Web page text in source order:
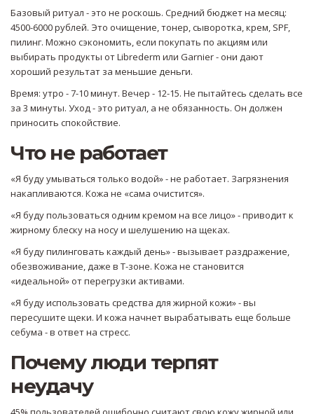
Базовый ритуал - это не роскошь. Средний бюджет на месяц:
4500-6000 рублей. Это очищение, тонер, сыворотка, крем, SPF,
пилинг. Можно сэкономить, если покупать по акциям или
выбирать продукты от Librederm или Garnier - они дают
хороший результат за меньшие деньги.
Время: утро - 7-10 минут. Вечер - 12-15. Не пытайтесь сделать все
за 3 минуты. Уход - это ритуал, а не обязанность. Он должен
приносить спокойствие.
Что не работает
«Я буду умываться только водой» - не работает. Загрязнения
накапливаются. Кожа не «сама очистится».
«Я буду пользоваться одним кремом на все лицо» - приводит к
жирному блеску на носу и шелушению на щеках.
«Я буду пилинговать каждый день» - вызывает раздражение,
обезвоживание, даже в Т-зоне. Кожа не становится
«идеальной» от перегрузки активами.
«Я буду использовать средства для жирной кожи» - вы
пересушите щеки. И кожа начнет вырабатывать еще больше
себума - в ответ на стресс.
Почему люди терпят
неудачу